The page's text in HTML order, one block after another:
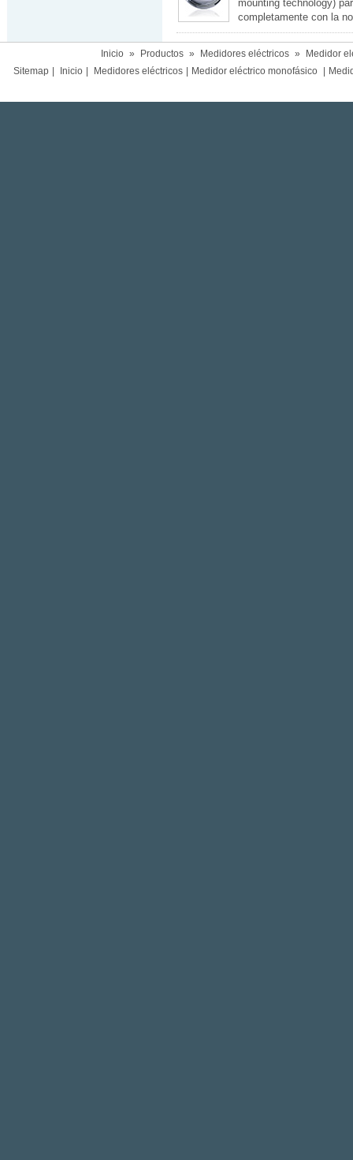
mounting technology)
completamente con la
Inicio » Productos » Medidores eléctricos »
Medidor
Sitemap
Inicio Medidores eléctricos Medidor eléctrico monofásico